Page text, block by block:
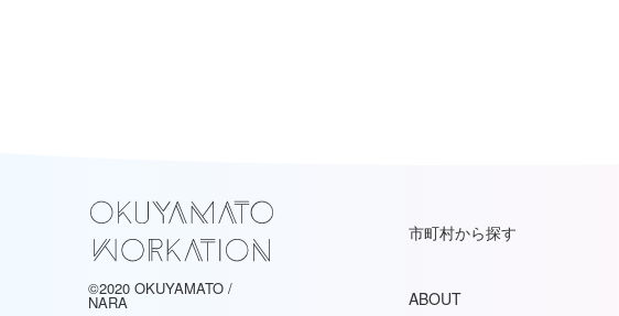
©2020 OKUYAMATO /
NARA
市町村から探す
ABOUT